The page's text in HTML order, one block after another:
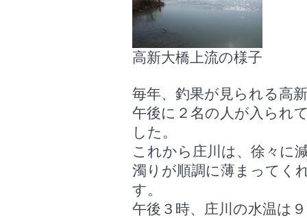
高新大橋上流の様子
毎年、釣果が見られる高
午後に２名の人が入られ
した。
これから庄川は、徐々に
濁りが順調に薄まってく
す。
午後３時、庄川の水温は